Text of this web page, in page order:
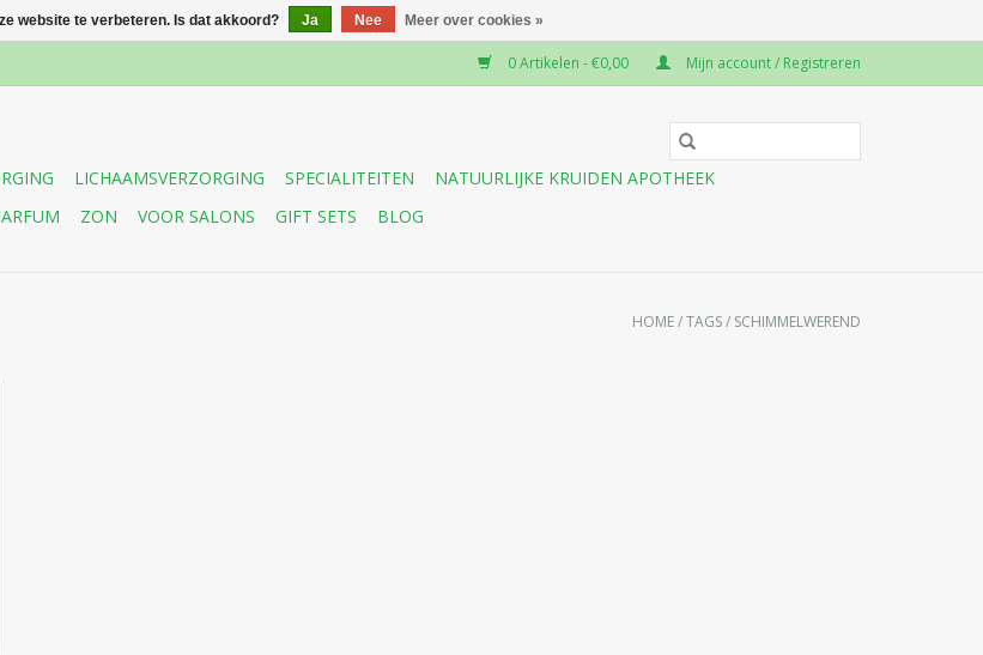
0 Artikelen - €0,00 Mijn account / Registreren
LICHAAMSVERZORGING SPECIALITEITEN
NATUURLIJKE KRUIDEN APOTHEEK
ZON VOOR SALONS GIFT SETS BLOG
HOME/TAGS/ SCHIMMELWEREND
website te verbeteren. Is dat akkoord? Ja Nee Meer over cookies »